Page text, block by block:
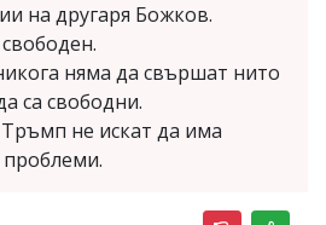
на другаря Божков.
няма да свършат нито
са свободни.
не искат да има
проблеми.